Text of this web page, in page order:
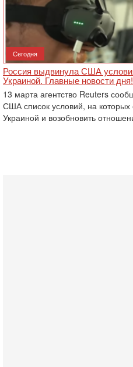
Сегодня
Россия выдвинула США
Украиной. Главные новости
13 марта агентство Reuters
США список условий, на которых
Украиной и возобновить